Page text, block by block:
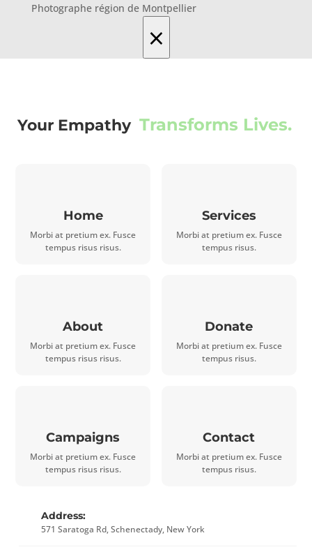
Photographe région de Montpellier
×
Your Empathy Transforms Lives.
Home
Morbi at pretium ex. Fusce
tempus risus risus.
About
Morbi at pretium ex. Fusce
tempus risus risus.
Campaigns
Morbi at pretium ex. Fusce
tempus risus risus.
Services
Morbi at pretium ex. Fusce
tempus risus.
Donate
Morbi at pretium ex. Fusce
tempus risus.
Contact
Morbi at pretium ex. Fusce
tempus risus.
Address:
571 Saratoga Rd, Schenectady, New York